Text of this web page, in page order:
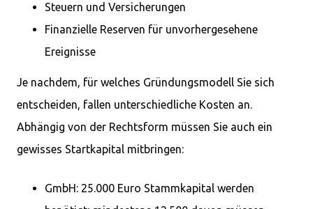
Steuern und Versicherungen
Finanzielle Reserven für unvorhergesehene
Ereignisse
Je nachdem, für welches Gründungsmodell Sie sich
entscheiden, fallen unterschiedliche Kosten an.
Abhängig von der Rechtsform müssen Sie auch ein
gewisses Startkapital mitbringen:
GmbH: 25.000 Euro Stammkapital werden